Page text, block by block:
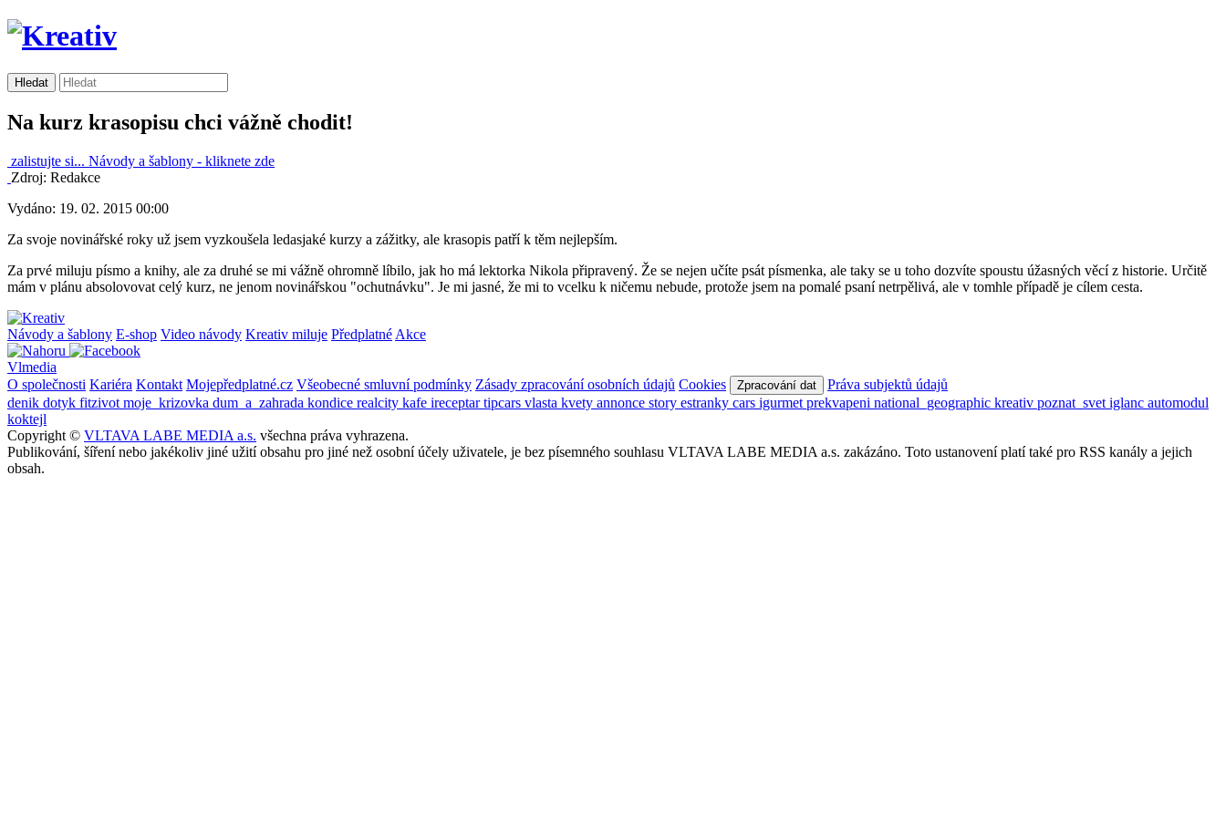
Na kurz krasopisu chci vážně chodit!
zalistujte si... Návody a šablony - kliknete zde
Zdroj: Redakce
Vydáno: 19. 02. 2015 00:00
Za svoje novinářské roky už jsem vyzkoušela ledasjaké kurzy a zážitky, ale krasopis patří k těm nejlepším.
Za prvé miluju písmo a knihy, ale za druhé se mi vážně ohromně líbilo, jak ho má lektorka Nikola připravený. Že se nejen učíte psát písmenka, ale taky se u toho dozvíte spoustu úžasných věcí z historie. Určitě
mám v plánu absolovovat celý kurz, ne jenom novinářskou "ochutnávku". Je mi jasné, že mi to vcelku k ničemu nebude, protože jsem na pomalé psaní netrpělivá, ale v tomhle případě je cílem cesta.
Návody a šablony E-shop Video návody Kreativ miluje Předplatné Akce
Vlmedia
O společnosti Kariéra Kontakt Mojepředplatné.cz Všeobecné smluvní podmínky Zásady zpracování osobních údajů Cookies Zpracování dat
Práva subjektů údajů
denik dotyk fitzivot moje_krizovka dum_a_zahrada kondice realcity kafe ireceptartipcars vlasta kvety annonce story estranky cars igurmet prekvapeni national_geographic kreativ poznat_svet iglanc automodul
koktejl
Copyright © VLTAVA LABE MEDIA a.s. všechna práva vyhrazena.
Publikování, šíření nebo jakékoliv jiné užití obsahu pro jiné než osobní účely uživatele, je bez písemného souhlasu VLTAVA LABE MEDIA a.s. zakázáno. Toto ustanovení platí také pro RSS kanály a jejich
obsah.